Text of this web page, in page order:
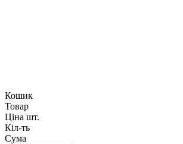
Кошик
Товар
Ціна шт.
Кіл-ть
Сума